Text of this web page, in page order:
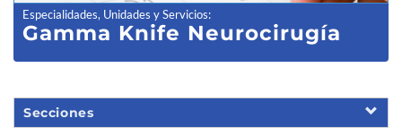
Especialidades, Unidades y Servicios:
Gamma Knife Neurocirugía
Secciones